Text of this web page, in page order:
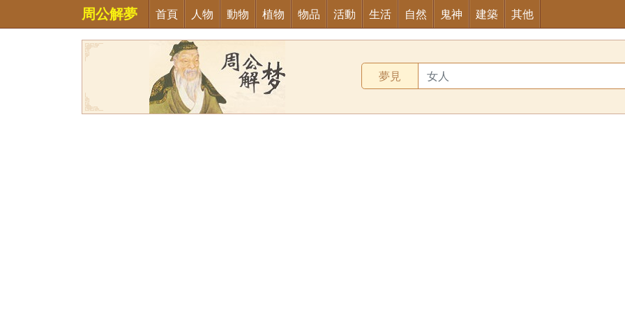
周公解夢 首頁 人物 動物 植物 物品 活動 生活 自然 鬼神 建築 其他
夢見